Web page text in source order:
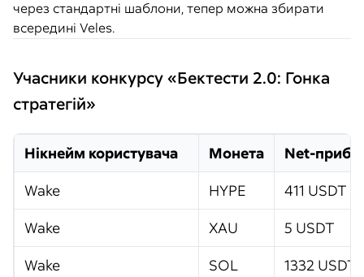
через стандартні шаблони, тепер можна збирати
всередині Veles.
Учасники конкурсу «Бектести 2.0: Гонка
стратегій»
Нікнейм користувача Монета
Net-
Wake
HYPE
411 USDT
Wake
XAU
5 USDT
Wake
SOL
1332 USDT